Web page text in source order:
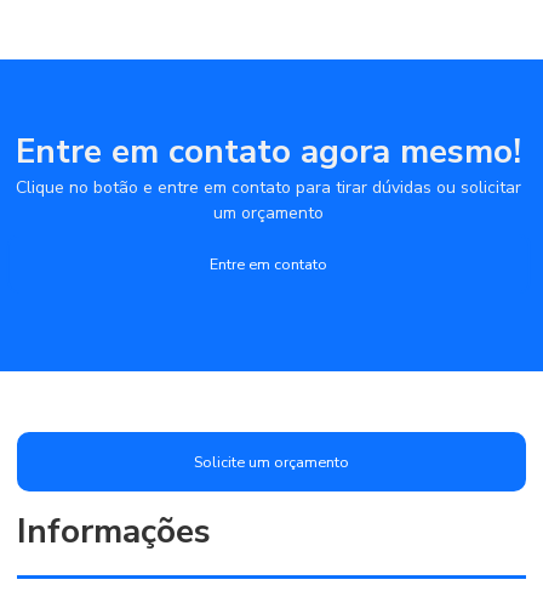
Entre em contato agora mesmo!
Clique no botão e entre em contato para tirar dúvidas ou solicitar
um orçamento
Entre em contato
Solicite um orçamento
Informações